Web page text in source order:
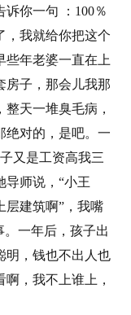
你一句 ：100％
，我就给你把这个
些年老婆一直在上
房子，那会儿我那
天一堆臭毛病，
绝对的，是吧。一
又是工资高我三
导师说，“小王
层建筑啊”，我嘴
。一年后，孩子出
明，钱也不出人也
，我不上谁上，